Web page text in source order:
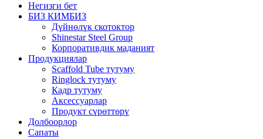
Негизги бет
БИЗ КИМБИЗ
Дүйнөлүк скотоктор
Shinestar Steel Group
Корпоративдик маданият
Продукциялар
Scaffold Tube тутуму
Ringlock тутуму
Кадр тутуму
Аксессуарлар
Продукт сүрөттөрү
Долбоорлор
Сапаты